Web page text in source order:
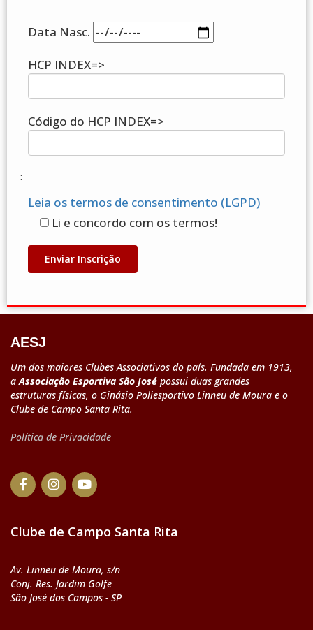
Data Nasc.
HCP INDEX=>
Código do HCP INDEX=>
:
Leia os termos de consentimento (LGPD)
Li e concordo com os termos!
AESJ
Um dos maiores Clubes Associativos do país. Fundada em 1913,
aAssociação Esportiva São José possui duas grandes
estruturas físicas, o Ginásio Poliesportivo Linneu de Moura e o
Clube de Campo Santa Rita.
Política de Privacidade
Clube de Campo Santa Rita
Av. Linneu de Moura, s/n
Conj. Res. Jardim Golfe
São José dos Campos - SP